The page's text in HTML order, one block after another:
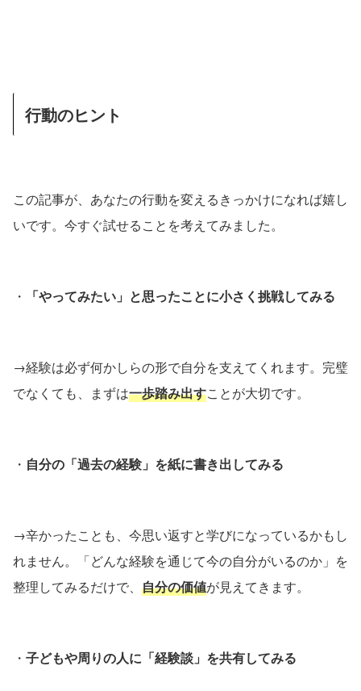
行動のヒント
この記事が、あなたの行動を変えるきっかけになれば嬉し
いです。今すぐ試せることを考えてみました。
・ 「やってみたい」と思ったことに小さく挑戦してみる
→経験は必ず何かしらの形で自分を支えてくれます。完璧
でなくても、まずは一歩踏み出すことが大切です。
・ 自分の「過去の経験」を紙に書き出してみる
→辛かったことも、今思い返すと学びになっているかもし
れません。「どんな経験を通じて今の自分がいるのか」を
整理してみるだけで、 自分の価値が見えてきます。
・ 子どもや周りの人に「経験談」を共有してみる